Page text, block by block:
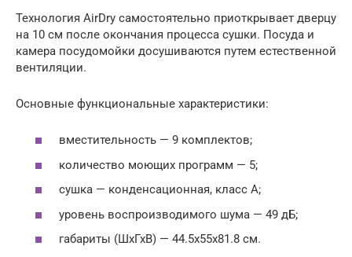
Технология AirDry самостоятельно приоткрывает дверцу
на 10 см после окончания процесса сушки. Посуда и
камера посудомойки досушиваются путем естественной
вентиляции.
Основные функциональные характеристики:
вместительность — 9 комплектов;
количество моющих программ — 5;
сушка — конденсационная, класс A;
уровень воспроизводимого шума — 49 дБ;
габариты (ШхГхВ) — 44.5x55x81.8 см.